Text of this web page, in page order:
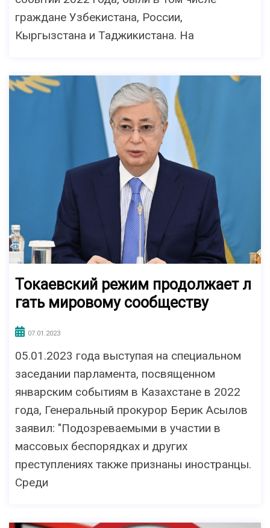
граждане Узбекистана, России,
Кыргызстана и Таджикистана. На
Токаевский режим продолжает л
гать мировому сообществу
07.01.2023
05.01.2023 года выступая на специальном
заседании парламента, посвященном
январским событиям в Казахстане в 2022
года, Генеральный прокурор Берик Асылов
заявил: "Подозреваемыми в участии в
массовых беспорядках и других
преступлениях также признаны иностранцы.
Среди